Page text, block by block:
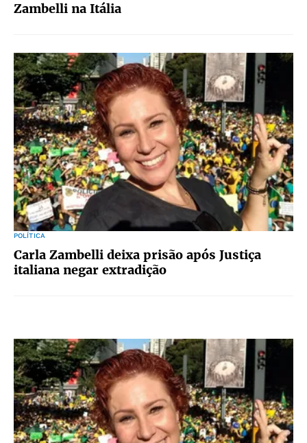
Zambelli na Itália
POLÍTICA
Carla Zambelli deixa prisão após Justiça
italiana negar extradição